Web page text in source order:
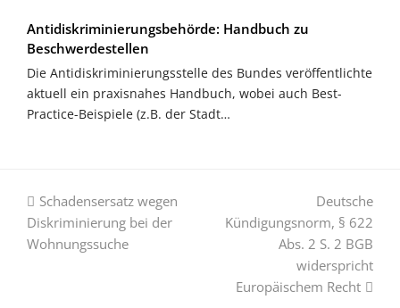
Antidiskriminierungsbehörde: Handbuch zu
Beschwerdestellen
Die Antidiskriminierungsstelle des Bundes veröffentlichte
aktuell ein praxisnahes Handbuch, wobei auch Best-
Practice-Beispiele (z.B. der Stadt…
vorheriger
Beitrag:
Schadensersatz wegen
Diskriminierung bei der
Wohnungssuche
Nächster
Beitrag:
Deutsche
Kündigungsnorm, § 622
Abs. 2 S. 2 BGB
widerspricht
Europäischem Recht